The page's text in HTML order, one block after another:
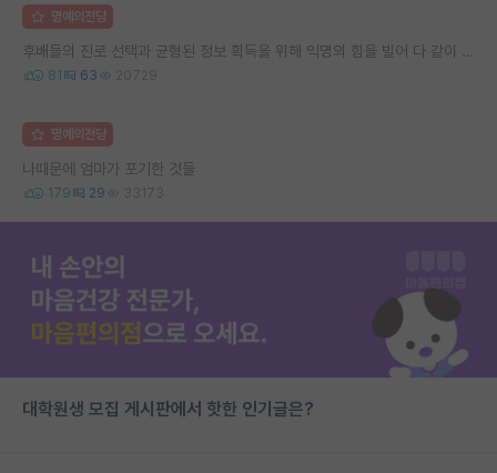
명예의전당
후배들의 진로 선택과 균형된 정보 획득을 위해 익명의 힘을 빌어 다 같이 연봉 공개 타임 한번 갖는 것 어때요?
81 63 20729
명예의전당
나때문에 엄마가 포기한 것들
179 29 33173
대학원생 모집 게시판에서 핫한 인기글은?